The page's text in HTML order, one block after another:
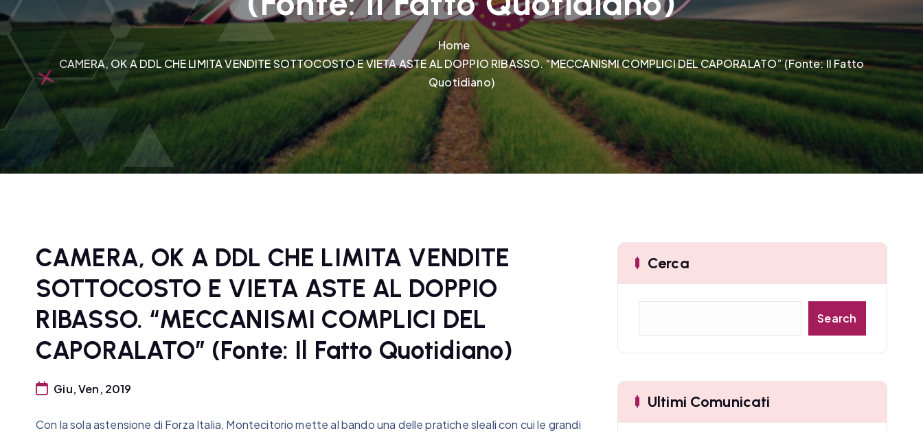
Home
CAMERA, OK A DDL CHE LIMITA VENDITE SOTTOCOSTO E VIETA ASTE AL DOPPIO RIBASSO. “MECCANISMI COMPLICI DEL CAPORALATO” (Fonte: Il Fatto
Quotidiano)
CAMERA, OK A DDL CHE LIMITA VENDITE
SOTTOCOSTO E VIETA ASTE AL DOPPIO
RIBASSO. “MECCANISMI COMPLICI DEL
CAPORALATO” (Fonte: Il Fatto Quotidiano)
Giu, Ven, 2019
Con la sola astensione di Forza Italia, Montecitorio mette al bando una delle pratiche sleali con cui le grandi
Cerca
a
Search
Ultimi Comunicati